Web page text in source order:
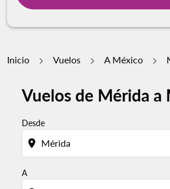
Inicio Vuelos A México
Vuelos de Mérida a
Desde
location_on
A